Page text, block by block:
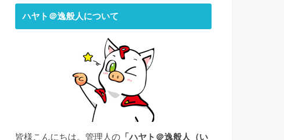
ハヤト＠逸般人について
皆様こんにちは。管理人の 「ハヤト＠逸般人（い